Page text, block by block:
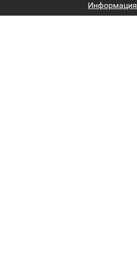
Информация